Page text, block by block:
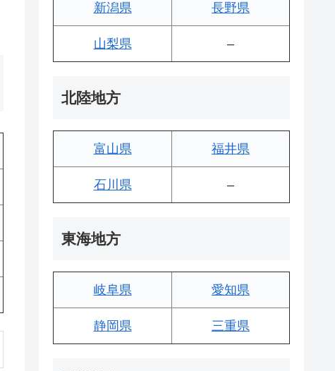
新潟県 長野県
山梨県 –
北陸地方
富山県 福井県
石川県 –
東海地方
岐阜県 愛知県
静岡県 三重県